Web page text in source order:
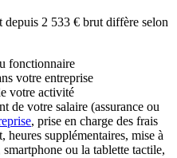
depuis 2 533 € brut diffère selon
fonctionnaire
votre entreprise
votre activité
de votre salaire (assurance ou
, prise en charge des frais
heures supplémentaires, mise à
ou la tablette tactile,